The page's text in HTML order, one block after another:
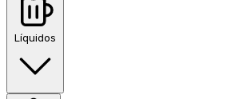
Líquidos